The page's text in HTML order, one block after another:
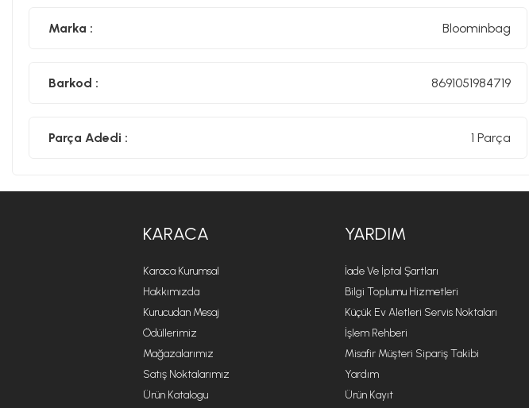
Ölçüler: 30 cm x 39 cm x 6 cm
Marka : Bloominbag
Barkod : 8691051984719
Parça Adedi : 1 Parça
KARACA
Karaca Kurumsal
Hakkımızda
Kurucudan Mesaj
Ödüllerimiz
Mağazalarımız
Satış Noktalarımız
Ürün Katalogu
YARDIM
İade Ve İptal Şartları
Bilgi Toplumu Hizmetleri
Küçük Ev Aletleri Servis Noktaları
İşlem Rehberi
Misafir Müşteri Sipariş Takibi
Yardım
Ürün Kayıt